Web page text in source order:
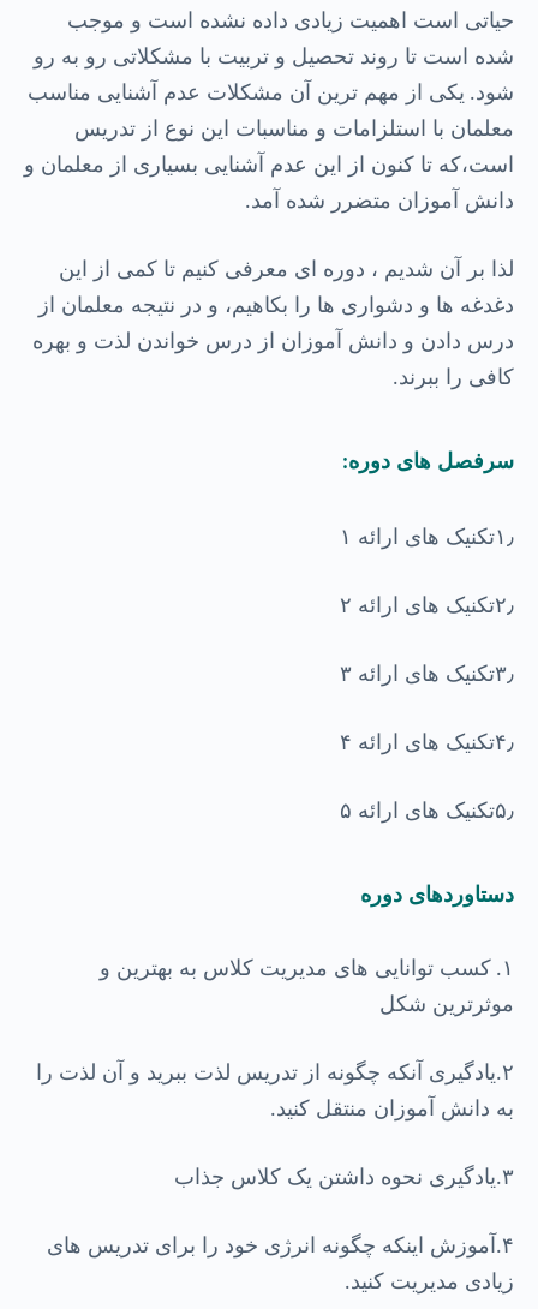
حیاتی است اهمیت زیادی داده نشده است و موجب
شده است تا روند تحصیل و تربیت با مشکلاتی رو به رو
شود. یکی از مهم ترین آن مشکلات عدم آشنایی مناسب
معلمان با استلزامات و مناسبات این نوع از تدریس
است،که تا کنون از این عدم آشنایی بسیاری از معلمان و
دانش آموزان متضرر شده آمد.
لذا بر آن شدیم ، دوره ای معرفی کنیم تا کمی از این
دغدغه ها و دشواری ها را بکاهیم، و در نتیجه معلمان از
درس دادن و دانش آموزان از درس خواندن لذت و بهره
کافی را ببرند.
سرفصل های دوره:
۱٫تکنیک های ارائه ۱
۲٫تکنیک های ارائه ۲
۳٫تکنیک های ارائه ۳
۴٫تکنیک های ارائه ۴
۵٫تکنیک های ارائه ۵
دستاوردهای دوره
۱. کسب توانایی های مدیریت کلاس به بهترین و
موثرترین شکل
۲.یادگیری آنکه چگونه از تدریس لذت ببرید و آن لذت را
به دانش آموزان منتقل کنید.
۳.یادگیری نحوه داشتن یک کلاس جذاب
۴. آموزش اینکه چگونه انرژی خود را برای تدریس های
زیادی مدیریت کنید.